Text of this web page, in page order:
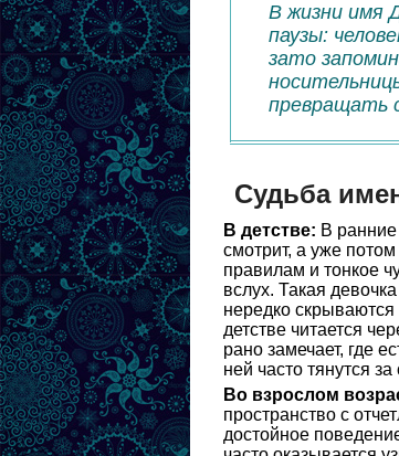
В жизни имя
паузы:
зато
превращать
Судьба
В детстве: В ранние
смотрит, а уже
правилам и тонкое
вслух. Такая
нередко
детстве читается
рано замечает, где
ней часто тянутся
Во взрослом
пространство с
достойное